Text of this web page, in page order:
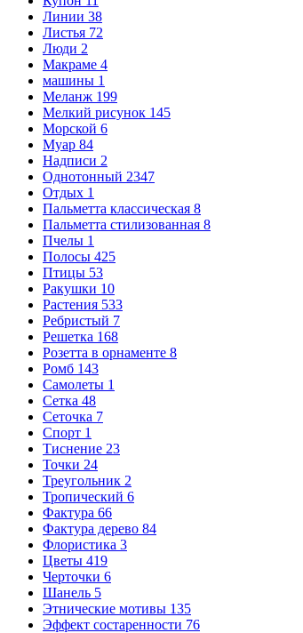
Линии 38
Листья 72
Люди 2
Макраме 4
машины 1
Меланж 199
Мелкий рисунок 145
Морской 6
Муар 84
Надписи 2
Однотонный 2347
Отдых 1
Пальметта классическая 8
Пальметта стилизованная 8
Пчелы 1
Полосы 425
Птицы 53
Ракушки 10
Растения 533
Ребристый 7
Решетка 168
Розетта в орнаменте 8
Ромб 143
Самолеты 1
Сетка 48
Сеточка 7
Спорт 1
Тиснение 23
Точки 24
Треугольник 2
Тропический 6
Фактура 66
Фактура дерево 84
Флористика 3
Цветы 419
Черточки 6
Шанель 5
Этнические мотивы 135
Эффект состаренности 76